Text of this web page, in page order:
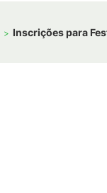
Inscrições para